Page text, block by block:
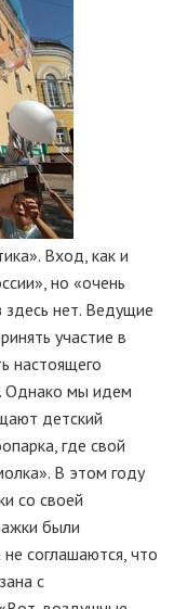
Вход, как и
но «очень
здесь нет. Ведущие
участие в
настоящего
Однако мы идем
детский
где свой
В этом году
со своей
были
соглашаются, что
с